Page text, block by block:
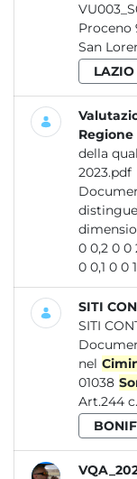
VU003_S001
Proceno 9 3 8 17 11
San
LAZIO
Regione
della
2023.pdf
0 0,2 0 0 2 FR 12060072 Settefrati 50,6 15
SITI
SITI
nel
01038
Art.244